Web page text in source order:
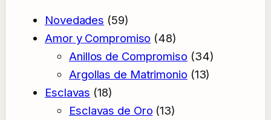
Novedades 5959
productos
Amor y Compromiso 4848
productos
Anillos de Compromiso 3434
Argollas de Matrimonio 1313
Esclavas 1818
productos
Esclavas de Oro 1313